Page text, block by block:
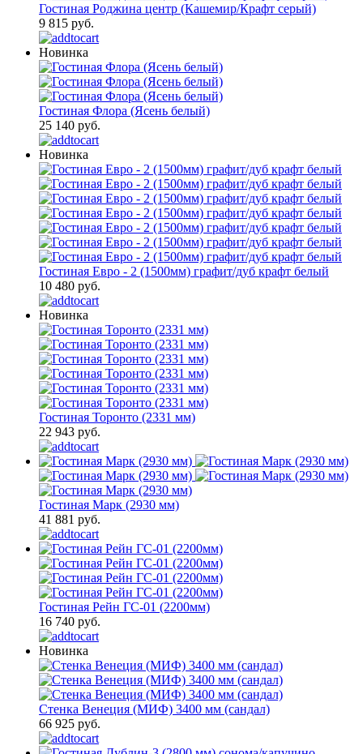
Гостиная Роджина центр (Кашемир/Крафт серый)
9 815 руб.
Новинка
Гостиная Флора (Ясень белый)
25 140 руб.
Новинка
Гостиная Евро - 2 (1500мм) графит/дуб крафт белый
10 480 руб.
Новинка
Гостиная Торонто (2331 мм)
22 943 руб.
Гостиная Марк (2930 мм)
41 881 руб.
Гостиная Рейн ГС-01 (2200мм)
16 740 руб.
Новинка
Стенка Венеция (МИФ) 3400 мм (сандал)
66 925 руб.